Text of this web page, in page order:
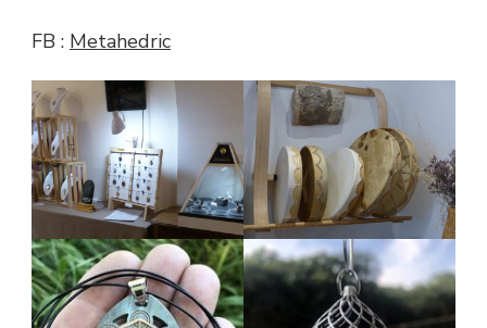
FB : Metahedric